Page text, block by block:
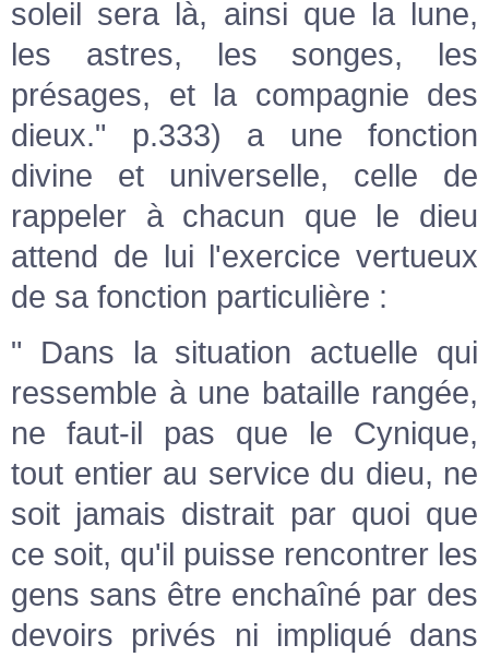
soleil sera là, ainsi que la lune,
les astres, les songes, les
présages, et la compagnie des
dieux." p.333) a une fonction
divine et universelle, celle de
rappeler à chacun que le dieu
attend de lui l'exercice vertueux
de sa fonction particulière :
" Dans la situation actuelle qui
ressemble à une bataille rangée,
ne faut-il pas que le Cynique,
tout entier au service du dieu, ne
soit jamais distrait par quoi que
ce soit, qu'il puisse rencontrer les
gens sans être enchaîné par des
devoirs privés ni impliqué dans